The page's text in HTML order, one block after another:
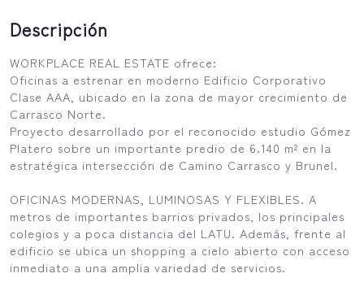
Descripción
WORKPLACE REAL ESTATE ofrece:
Oficinas a estrenar en moderno Edificio Corporativo
Clase AAA, ubicado en la zona de mayor crecimiento de
Carrasco Norte.
Proyecto desarrollado por el reconocido estudio Gómez
Platero sobre un importante predio de 6.140 m² en la
estratégica intersección de Camino Carrasco y Brunel.
OFICINAS MODERNAS, LUMINOSAS Y FLEXIBLES. A
metros de importantes barrios privados, los principales
colegios y a poca distancia del LATU. Además, frente al
edificio se ubica un shopping a cielo abierto con acceso
inmediato a una amplia variedad de servicios.